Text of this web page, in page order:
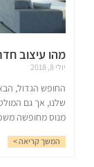
מהו עיצוב
יולי 8, 2018
החופש הגדול,
שלנו, אך גם
מנוס מחופשה
המשך קריאה >